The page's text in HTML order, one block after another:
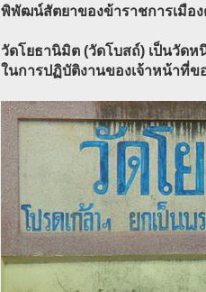
พิพัฒน์สัตยาของข้าราชการเมือง
วัดโยธานิมิต (วัดโบสถ์) เป็นวัด
ในการปฏิบัติงานของเจ้าหน้าที่